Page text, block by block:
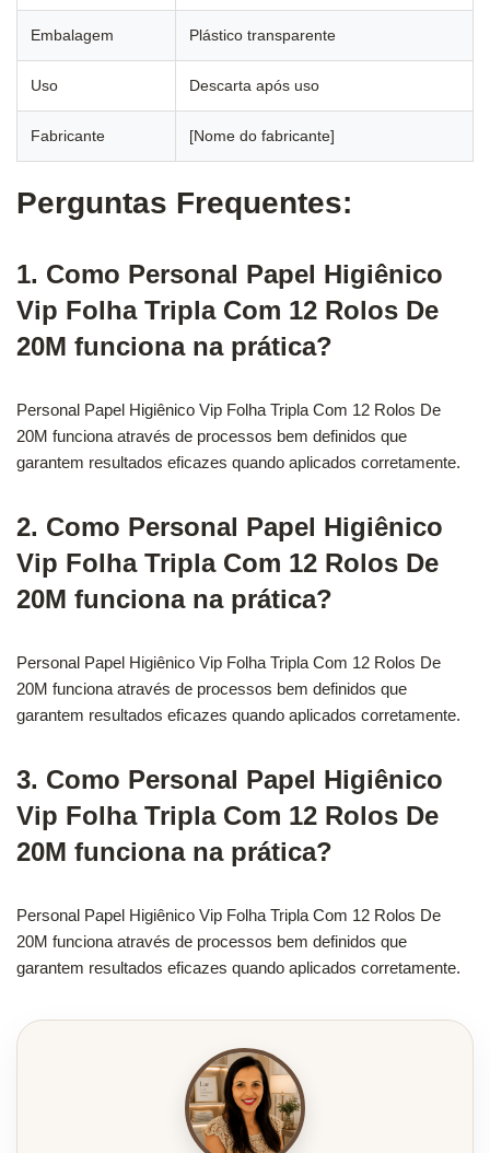
Embalagem Plástico transparente
Uso Descarta após uso
Fabricante [Nome do fabricante]
Perguntas Frequentes:
1. Como Personal Papel Higiênico
Vip Folha Tripla Com 12 Rolos De
20M funciona na prática?
Personal Papel Higiênico Vip Folha Tripla Com 12 Rolos De
20M funciona através de processos bem definidos que
garantem resultados eficazes quando aplicados corretamente.
2. Como Personal Papel Higiênico
Vip Folha Tripla Com 12 Rolos De
20M funciona na prática?
Personal Papel Higiênico Vip Folha Tripla Com 12 Rolos De
20M funciona através de processos bem definidos que
garantem resultados eficazes quando aplicados corretamente.
3. Como Personal Papel Higiênico
Vip Folha Tripla Com 12 Rolos De
20M funciona na prática?
Personal Papel Higiênico Vip Folha Tripla Com 12 Rolos De
20M funciona através de processos bem definidos que
garantem resultados eficazes quando aplicados corretamente.